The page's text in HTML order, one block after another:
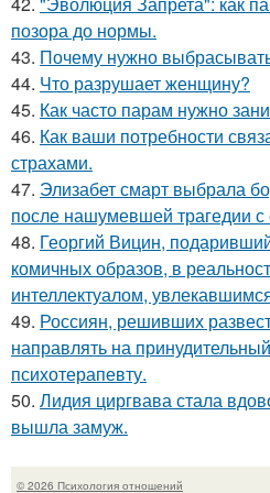
позора до нормы.
43. Почему нужно
44. Что разрушает женщину?
45. Как часто парам нужно
46. Как ваши потребности
страхами.
47. Элизабет смарт выбрала
после нашумевшей трагедии
48. Георгий Вицин,
комичных образов, в
интеллектуалом,
49. Россиян, решивших
направлять на
психотерапевту.
50. Лидия циргвава стала
вышла замуж.
© 2026 Психология отношений